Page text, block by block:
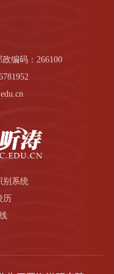
编码：266100
别系统
历